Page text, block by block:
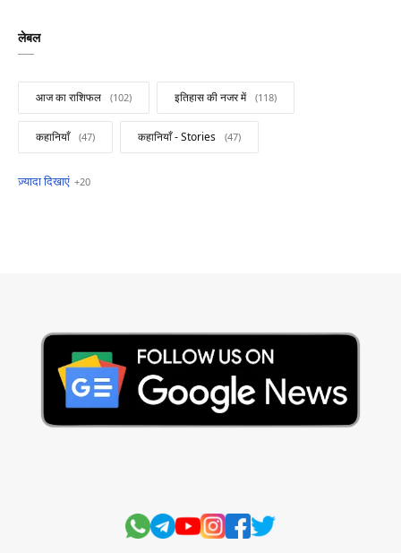
लेबल
आज का राशिफल इतिहास की नजर में
कहानियाँ कहानियाँ - Stories
खबरें फटाफट
Hindi Stories International
Jobs and Education Lifestyle
Monthly Current Affairs National